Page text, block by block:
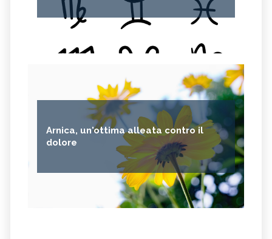
Arnica, un'ottima alleata contro il
dolore